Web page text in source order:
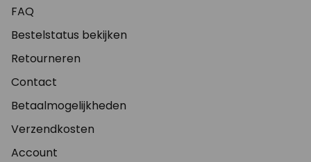
FAQ
Bestelstatus bekijken
Retourneren
Contact
Betaalmogelijkheden
Verzendkosten
Account